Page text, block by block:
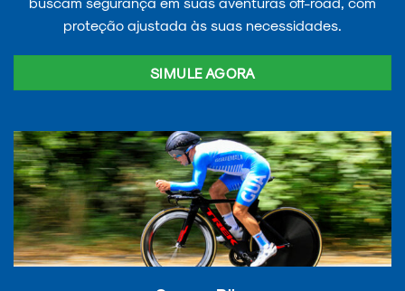
proteção ajustada às suas necessidades.
SIMULE AGORA